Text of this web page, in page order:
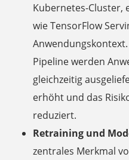
Kubernetes-Cluster,
wie TensorFlow
Pipeline werden
gleichzeitig
erhöht und das
reduziert.
Retraining und
zentrales Merkmal